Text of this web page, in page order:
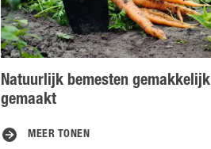
Natuurlijk bemesten gemakkelijk
gemaakt
MEER TONEN